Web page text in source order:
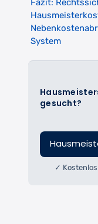
gesucht?
✓ Kostenlos
Fazit:
System